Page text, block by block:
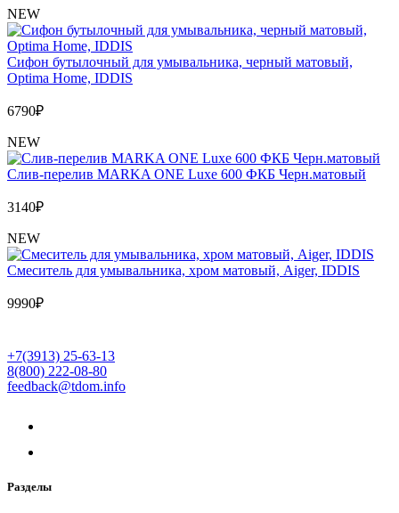
NEW
Сифон бутылочный для умывальника, черный матовый,
Optima Home, IDDIS
6790₽
NEW
Слив-перелив MARKA ONE Luxe 600 ФКБ Черн.матовый
3140₽
NEW
Cмеситель для умывальника, хром матовый, Aiger, IDDIS
9990₽
+7(3913) 25-63-13
8(800) 222-08-80
feedback@tdom.info
Разделы